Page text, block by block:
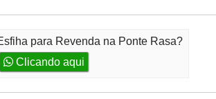
para Revenda na Ponte Rasa?
Clicando aqui